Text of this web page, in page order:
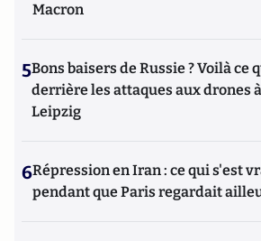
Macron
5Bons baisers de Russie ? Voilà ce
derrière les attaques aux drones
Leipzig
6Répression en Iran : ce qui s'est
pendant que Paris regardait